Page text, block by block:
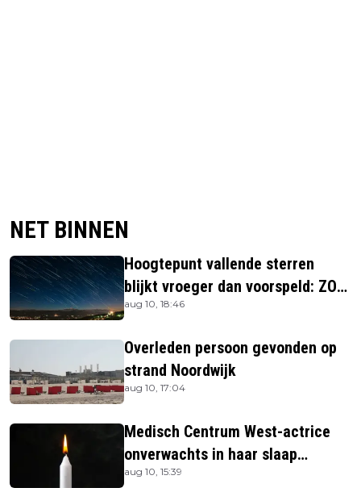
NET BINNEN
Hoogtepunt vallende sterren
blijkt vroeger dan voorspeld: ZO
laat kun je ze zien
aug 10, 18:46
Overleden persoon gevonden op
strand Noordwijk
aug 10, 17:04
Medisch Centrum West-actrice
onverwachts in haar slaap
overleden
aug 10, 15:39